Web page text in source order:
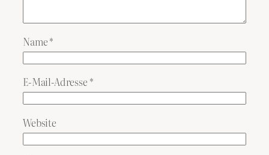
Name*
E-Mail-Adresse *
Website